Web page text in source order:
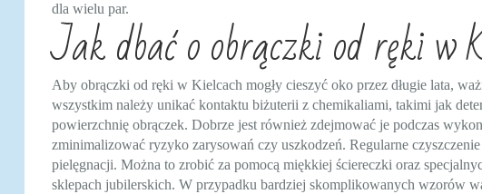
dla wielu par.
Jak dbać o obrączki od ręki w
Aby obrączki od ręki w Kielcach mogły cieszyć oko przez długie lata,
wszystkim należy unikać kontaktu biżuterii z chemikaliami, takimi jak
powierzchnię obrączek. Dobrze jest również zdejmować je podczas
zminimalizować ryzyko zarysowań czy uszkodzeń. Regularne
pielęgnacji. Można to zrobić za pomocą miękkiej ściereczki oraz
sklepach jubilerskich. W przypadku bardziej skomplikowanych wzorów